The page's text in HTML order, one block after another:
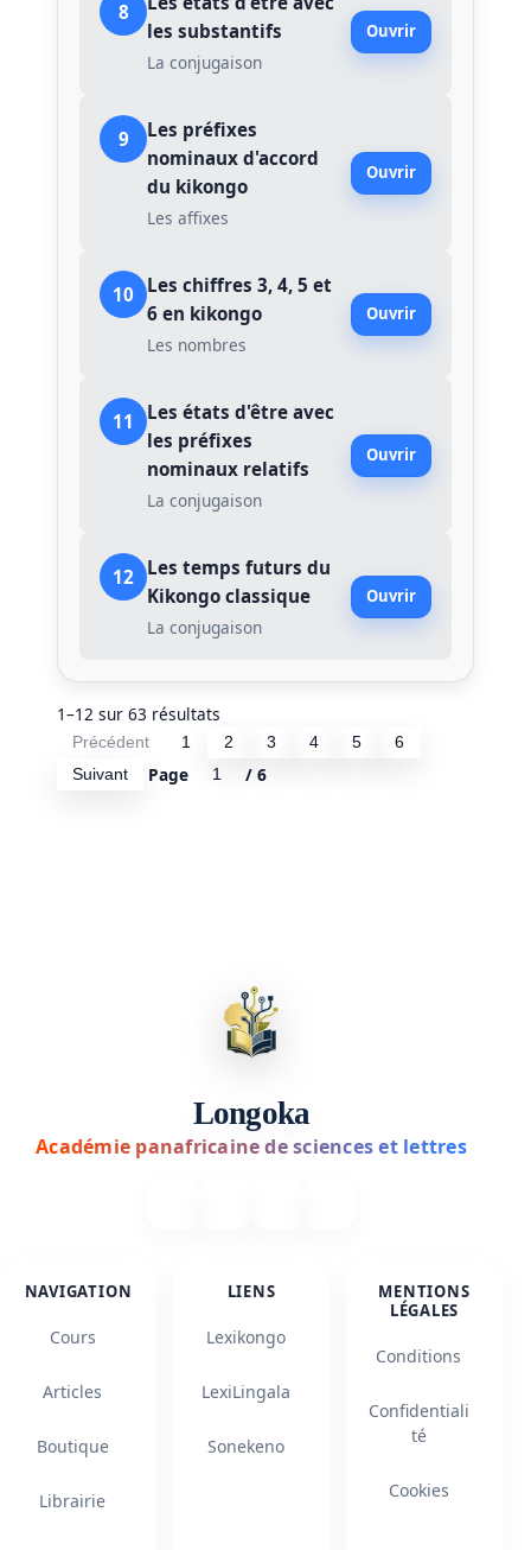
8
les substantifs
La conjugaison
Ouvrir
9
Les préfixes
nominaux d'accord
du kikongo
Les affixes
Ouvrir
10
Les chiffres 3, 4, 5 et
6 en kikongo
Les nombres
Ouvrir
11
Les états d'être avec
les préfixes
nominaux relatifs
La conjugaison
Ouvrir
12 Les temps futurs du
Kikongo classique
La conjugaison
Ouvrir
1–12 sur 63 résultats
Précédent 1 2 3 4 5
6
Suivant
Page / 6
Longoka
Académie panafricaine de sciences et lettres
NAVIGATION
Cours
Articles
Boutique
Librairie
LIENS
Lexikongo
LexiLingala
Sonekeno
MENTIONS
LÉGALES
Conditions
Confidentiali
té
Cookies